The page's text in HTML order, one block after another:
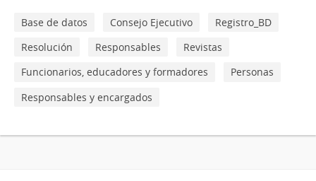
Base de datos Consejo Ejecutivo
Registro_BD
Resolución
Responsables
Revistas
Funcionarios, educadores y formadores
Personas
Responsables y encargados